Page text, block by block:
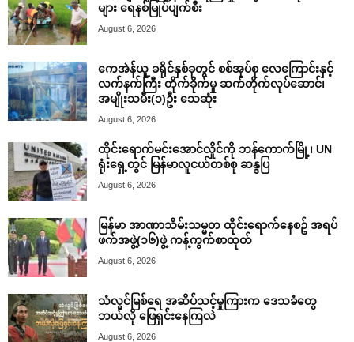
များ ရေနစ်မြုပ်ပျက်စီး
August 6, 2026
ကေအဲန်ယူ ခရိုင်နှစ်ခုတွင် စစ်အုပ်စု လေကြောင်းနှင့်
လက်နက်ကြီး တိုက်ခိုက်မှု ဆက်တိုက်လုပ်ဆောင်၊
အမျိုးသမီး(၁)ဦး သေဆုံး
August 6, 2026
ထိုင်းရောက်မင်းအောင်လှိုင်ကို ဘန်ကောက်မြို့၊ UN
ရုံးရှေ့တွင် မြန်မာလူငယ်တစ်စု ဆန္ဒပြ
August 6, 2026
မြန်မာ အာဏာသိမ်းသမ္မတ ထိုင်းရောက်နေစဥ် အရပ်
ဖက်အဖွဲ့(၁၆)ဖွဲ့ ကန့်ကွက်စာထုတ်
August 6, 2026
သံလွင်မြစ်ရေ အဆိပ်သင့်မှုကြားက ဒေသခံတွေ
ဘယ်လို ဖြေရှင်းနေကြလဲ
August 6, 2026